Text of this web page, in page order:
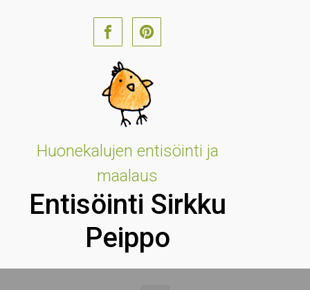
Skip to main content
Huonekalujen entisöinti ja
maalaus
Entisöinti Sirkku
Peippo